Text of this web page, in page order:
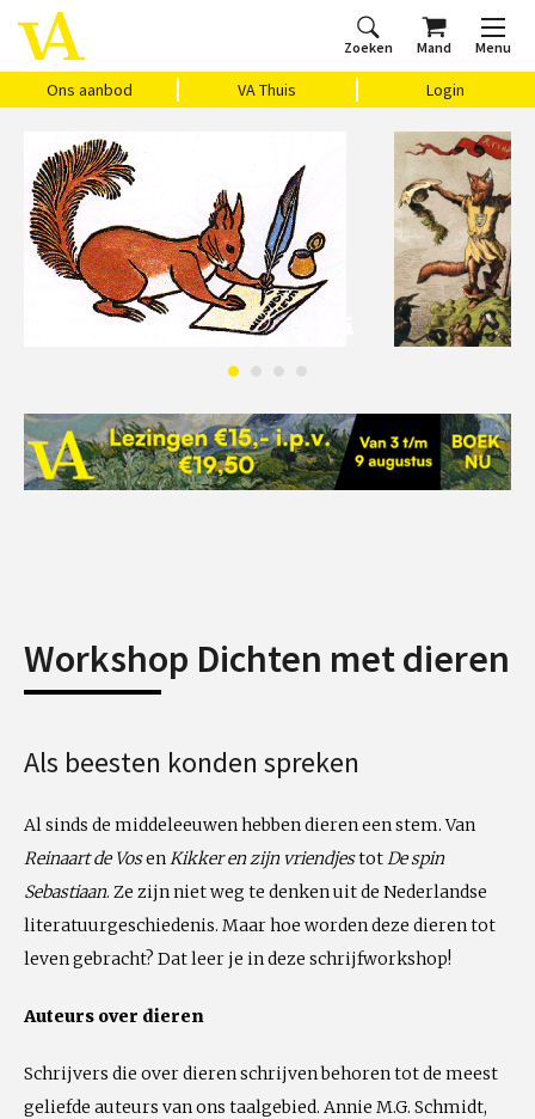
Zoeken Mand Menu
Ons aanbod VA Thuis Login
Home
Ons aanbod
Agenda
VAthuis
Over ons
Vragen?
Cadeaubon
Workshop Dichten met dieren
Als beesten konden spreken
Al sinds de middeleeuwen hebben dieren een stem. Van
Reinaart de VosenKikker en zijn vriendjestotDe spin
Sebastiaan. Ze zijn niet weg te denken uit de Nederlandse
literatuurgeschiedenis. Maar hoe worden deze dieren tot
leven gebracht? Dat leer je in deze schrijfworkshop!
Auteurs over dieren
Schrijvers die over dieren schrijven behoren tot de meest
geliefde auteurs van ons taalgebied. Annie M.G. Schmidt,